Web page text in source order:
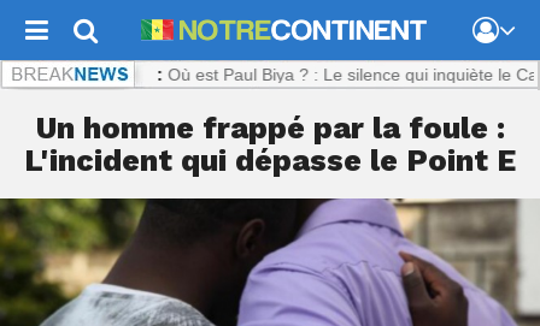
: Où est Paul Biya ? : Le silence qui inquiète le
Un homme frappé par la foule :
L'incident qui dépasse le Point E